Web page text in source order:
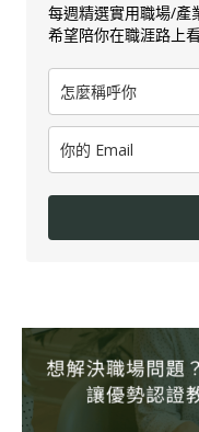
每週精選實用職場/產
希望陪你在職涯路上